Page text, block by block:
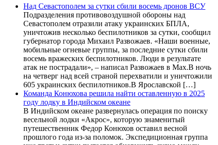
Над Севастополем за сутки сбили восемь дронов ВСУ
Подразделения противовоздушной обороны над
Севастополем отразили атаку украинских БПЛА,
уничтожив несколько беспилотников за сутки, сообщил
губернатор города Михаил Развожаев. «Наши военные,
мобильные огневые группы, за последние сутки сбили
восемь вражеских беспилотников. Люди в результате
атак не пострадали», – написал Развожаев в Max.В ночь
на четверг над всей страной перехватили и уничтожили
605 украинских беспилотников.В Ярославской […]
Команда Конюхова решила найти оставленную в 2025
году лодку в Индийском океане
В Индийском океане развернулась операция по поиску
весельной лодки «Акрос», которую знаменитый
путешественник Федор Конюхов оставил весной
прошлого года из-за поломок. Экспедиционная группа